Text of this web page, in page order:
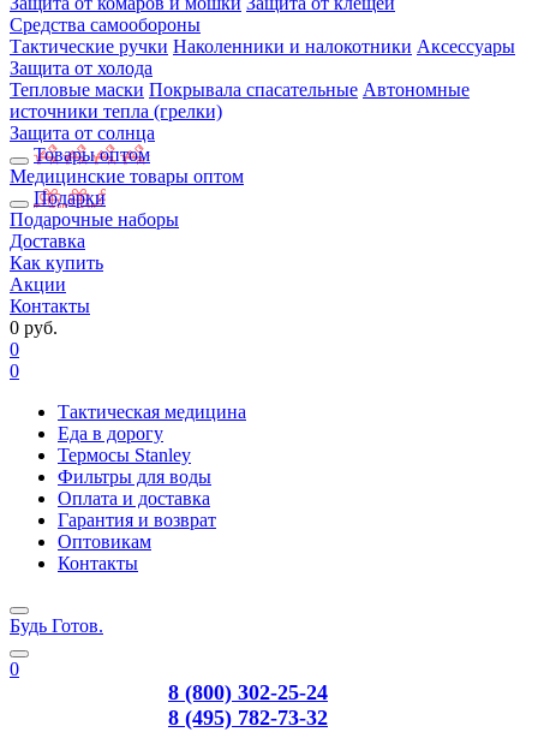
Средства самообороны
Тактические ручки Наколенники и налокотники Аксессуары
Защита от холода
Тепловые маски Покрывала спасательные Автономные
источники тепла (грелки)
Защита от солнца
Товары оптом
Медицинские товары оптом
Подарки
Подарочные наборы
Доставка
Как купить
Акции
Контакты
0 руб.
0
0
Тактическая медицина
Еда в дорогу
Термосы Stanley
Фильтры для воды
Оплата и доставка
Гарантия и возврат
Оптовикам
Контакты
Будь Готов.
0
8 (800) 302-25-24
8 (495) 782-73-32